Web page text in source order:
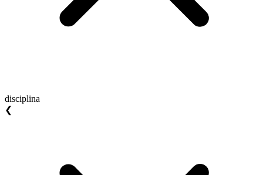
disciplina
❮